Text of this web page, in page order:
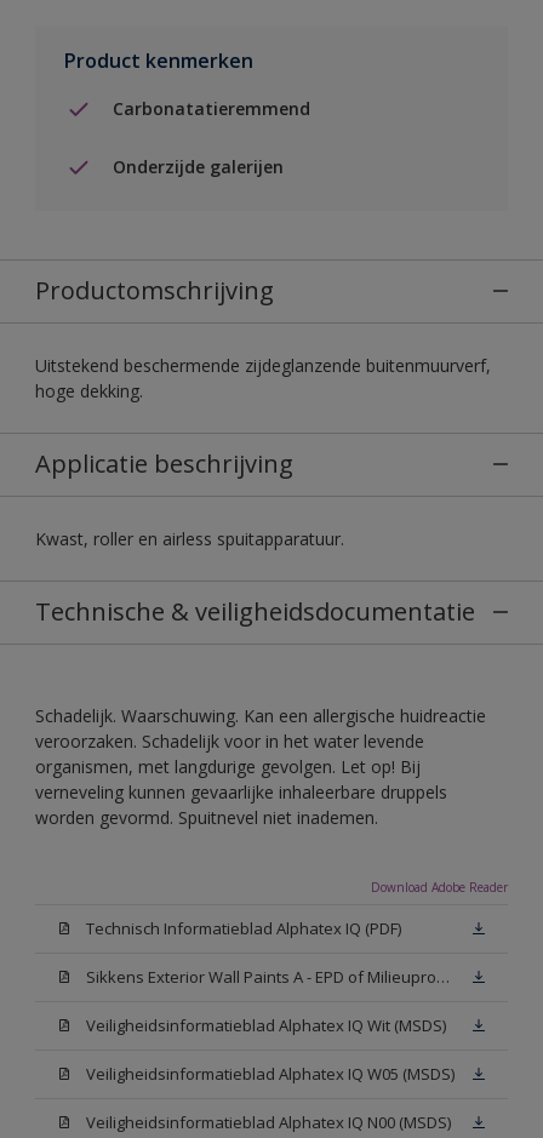
Product kenmerken
Carbonatatieremmend
Onderzijde galerijen
Productomschrijving
Uitstekend beschermende zijdeglanzende buitenmuurverf,
hoge dekking.
Applicatie beschrijving
Kwast, roller en airless spuitapparatuur.
Technische & veiligheidsdocumentatie
Schadelijk. Waarschuwing. Kan een allergische huidreactie
veroorzaken. Schadelijk voor in het water levende
organismen, met langdurige gevolgen. Let op! Bij
verneveling kunnen gevaarlijke inhaleerbare druppels
worden gevormd. Spuitnevel niet inademen.
Download Adobe Reader
Technisch Informatieblad Alphatex IQ (PDF)
Sikkens Exterior Wall Paints A - EPD of Milieuproductverklaring
Veiligheidsinformatieblad Alphatex IQ Wit (MSDS)
Veiligheidsinformatieblad Alphatex IQ W05 (MSDS)
Veiligheidsinformatieblad Alphatex IQ N00 (MSDS)